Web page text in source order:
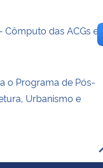
Cômputo das ACGs e
o Programa de Pós-
Urbanismo e